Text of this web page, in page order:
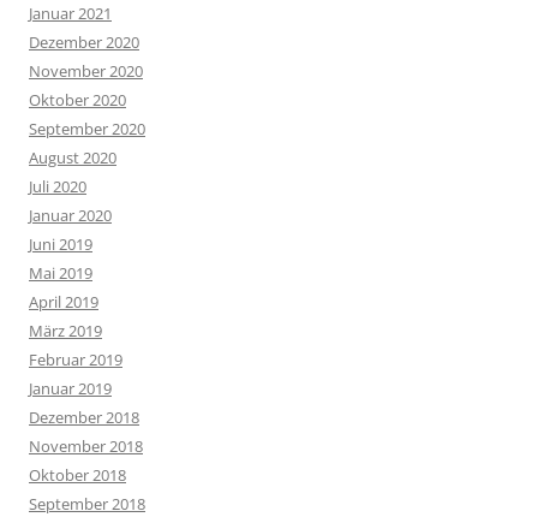
Januar 2021
Dezember 2020
November 2020
Oktober 2020
September 2020
August 2020
Juli 2020
Januar 2020
Juni 2019
Mai 2019
April 2019
März 2019
Februar 2019
Januar 2019
Dezember 2018
November 2018
Oktober 2018
September 2018